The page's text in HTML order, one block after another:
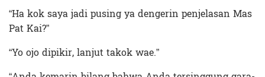
“Ha kok saya jadi pusing ya dengerin penjelasan Mas
Pat Kai?”
“Yo ojo dipikir, lanjut takok wae.”